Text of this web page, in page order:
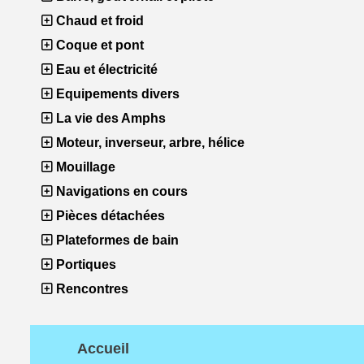
Chaud et froid
Coque et pont
Eau et électricité
Equipements divers
La vie des Amphs
Moteur, inverseur, arbre, hélice
Mouillage
Navigations en cours
Pièces détachées
Plateformes de bain
Portiques
Rencontres
Accueil